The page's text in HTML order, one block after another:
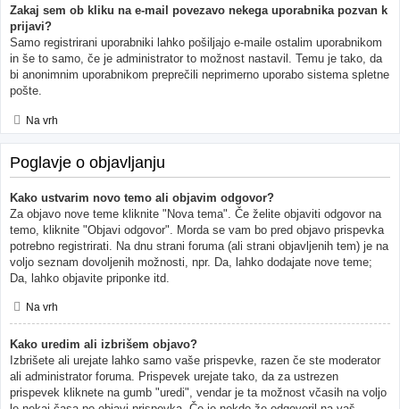
Zakaj sem ob kliku na e-mail povezavo nekega uporabnika pozvan k
prijavi?
Samo registrirani uporabniki lahko pošiljajo e-maile ostalim uporabnikom
in še to samo, če je administrator to možnost nastavil. Temu je tako, da
bi anonimnim uporabnikom preprečili neprimerno uporabo sistema spletne
pošte.
Na vrh
Poglavje o objavljanju
Kako ustvarim novo temo ali objavim odgovor?
Za objavo nove teme kliknite "Nova tema". Če želite objaviti odgovor na
temo, kliknite "Objavi odgovor". Morda se vam bo pred objavo prispevka
potrebno registrirati. Na dnu strani foruma (ali strani objavljenih tem) je na
voljo seznam dovoljenih možnosti, npr. Da, lahko dodajate nove teme;
Da, lahko objavite priponke itd.
Na vrh
Kako uredim ali izbrišem objavo?
Izbrišete ali urejate lahko samo vaše prispevke, razen če ste moderator
ali administrator foruma. Prispevek urejate tako, da za ustrezen
prispevek kliknete na gumb "uredi", vendar je ta možnost včasih na voljo